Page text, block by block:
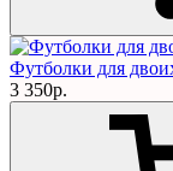
Футболки для
3 350р.